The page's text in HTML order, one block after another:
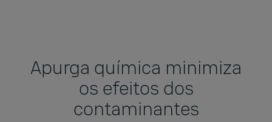
Apurga química minimiza
os efeitos dos
contaminantes